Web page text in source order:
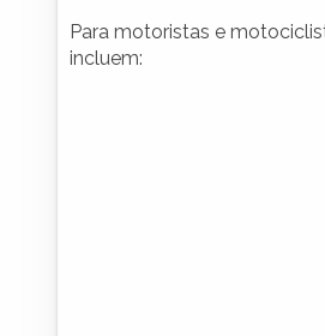
Para motoristas e
incluem: